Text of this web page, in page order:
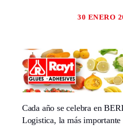
30 ENERO
Cada año se celebra en
Logistica, la más